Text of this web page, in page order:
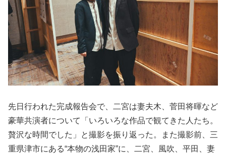
先日行われた完成報告会で、二宮は妻夫木、菅田将暉など
豪華共演者について「いろいろな作品で観てきた人たち。
贅沢な時間でした」と撮影を振り返った。また撮影前、三
重県津市にある“本物の浅田家”に、二宮、風吹、平田、妻